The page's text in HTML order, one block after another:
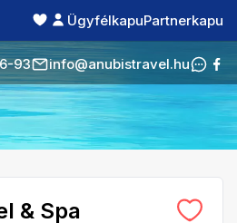
ÜgyfélkapuPartnerkapu
93 info@anubistravel.hu
& Spa